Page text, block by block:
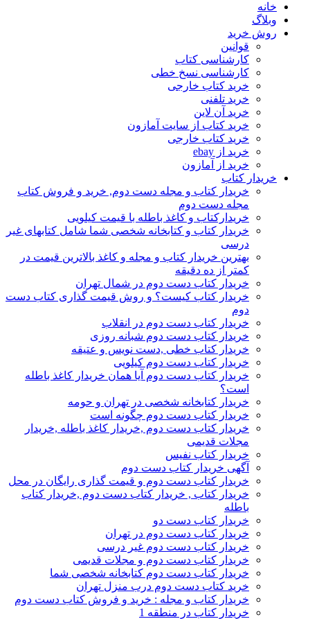
خانه
وبلاگ
روش خرید
قوانین
کارشناسی کتاب
کارشناسی نسخ خطی
خرید کتاب خارجی
خرید تلفنی
خرید آن لاین
خرید کتاب از سایت آمازون
خرید کتاب خارجی
خرید از ebay
خرید از آمازون
خریدار کتاب
خریدار کتاب و مجله دست دوم, خرید و فروش کتاب
مجله دست دوم
خریدارکتاب و کاغذ باطله با قیمت کیلویی
خریدار کتاب و کتابخانه شخصی شما شامل کتابهای غیر
درسی
بهترین خریدار کتاب و مجله و کاغذ بالاترین قیمت در
کمتر از ده دقیقه
خریدار کتاب دست دوم در شمال تهران
خریدار کتاب کیست؟ و روش قیمت گذاری کتاب دست
دوم
خریدار کتاب دست دوم در انقلاب
خریدار کتاب دست دوم شبانه روزی
خریدار کتاب خطی ,دست نویس و عتیقه
خریدار کتاب دست دوم کیلویی
خریدار کتاب دست دوم آیا همان خریدار کاغذ باطله
است؟
خریدار کتابخانه شخصی در تهران و حومه
خریدار کتاب دست دوم چگونه است
خریدار کتاب دست دوم ,خریدار کاغذ باطله ,خریدار
مجلات قدیمی
خریدار کتاب نفیس
آگهی خریدار کتاب دست دوم
خریدار کتاب دست دوم و قیمت گذاری رایگان در محل
خریدار کتاب , خریدار کتاب دست دوم ,خریدار کتاب
باطله
خریدار کتاب دست دو
خریدار کتاب دست دوم در تهران
خریدار کتاب دست دوم غیر درسی
خریدار کتاب دست دوم و مجلات قدیمی
خریدار کتاب دست دوم کتابخانه شخصی شما
خرید کتاب دست دوم درب منزل تهران
خریدار کتاب و مجله : خرید و فروش کتاب دست دوم
خریدار کتاب در منطقه 1